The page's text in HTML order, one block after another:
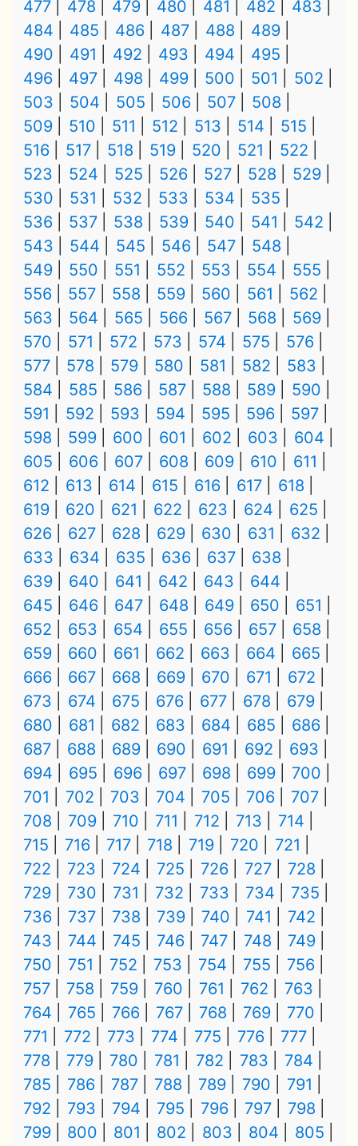
477 478 479 480 481 482
483
484
485 486 487 488
489
490
491 492 493 494
495
496
497 498 499 500 501
502
503
504 505 506 507
508
509
510 511 512 513 514
515
516
517 518 519 520 521
522
523
524 525 526 527 528
529
530
531 532 533 534
535
536
537 538 539 540 541
542
543
544 545 546 547
548
549
550 551 552 553 554
555
556
557 558 559 560 561
562
563
564 565 566 567 568
569
570
571 572 573 574 575
576
577
578 579 580 581 582
583
584
585 586 587 588 589
590
591
592 593 594 595 596
597
598
599 600 601 602 603
604
605
606 607 608 609 610
611
612
613 614 615 616 617
618
619
620 621 622 623 624
625
626
627 628 629 630 631
632
633
634 635 636 637
638
639
640 641 642 643
644
645
646 647 648 649 650
651
652
653 654 655 656 657
658
659
660 661 662 663 664
665
666
667 668 669 670 671
672
673
674 675 676 677 678
679
680
681 682 683 684 685
686
687
688 689 690 691 692
693
694
695 696 697 698 699
700
701
702 703 704 705 706
707
708
709 710 711 712 713
714
715
716 717 718 719 720
721
722
723 724 725 726 727
728
729
730 731 732 733 734
735
736
737 738 739 740 741
742
743
744 745 746 747 748
749
750
751 752 753 754 755
756
757
758 759 760 761 762
763
764
765 766 767 768 769
770
771
772 773 774 775 776
777
778
779 780 781 782 783
784
785
786 787 788 789 790
791
792
793 794 795 796 797
798
799
800 801 802 803 804
805